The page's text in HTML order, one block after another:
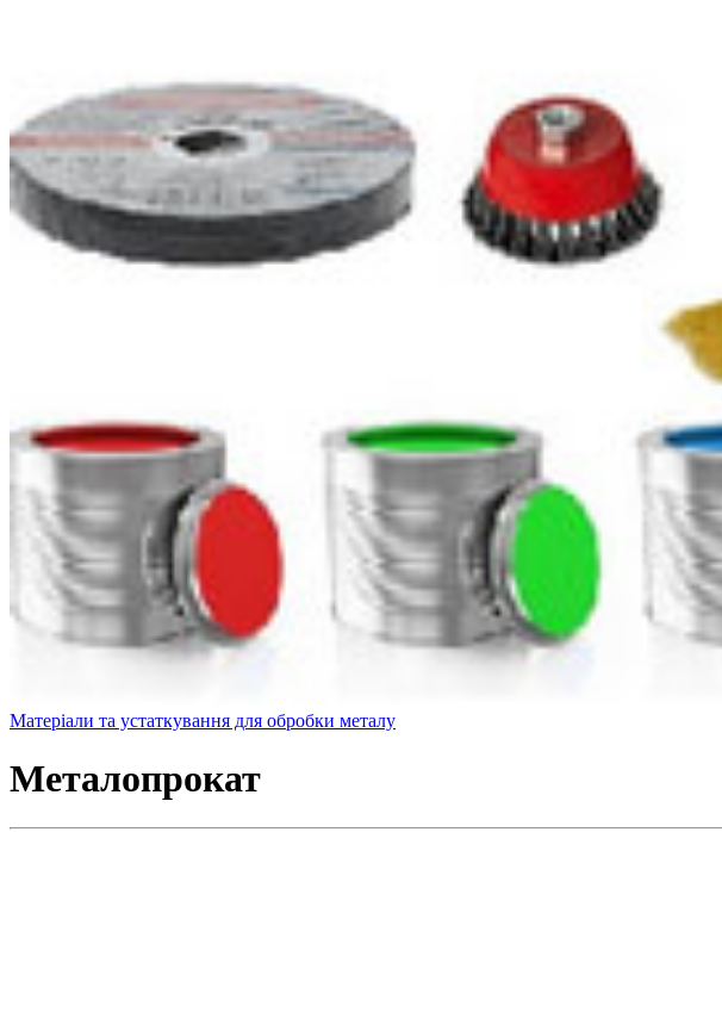
Матеріали та устаткування для обробки металу
Металопрокат